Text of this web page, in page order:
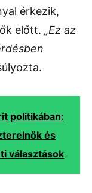
érkezik,
előtt. „Ez az
politikában:
és
választások